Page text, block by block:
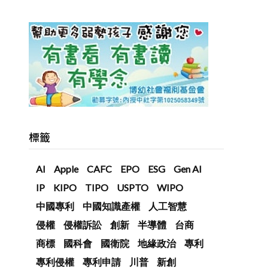
標籤
AI Apple CAFC EPO ESG
Gen AI
IP
KIPO TIPO USPTO
WIPO
中國專利
中國知識產權
人工智慧
侵權
侵權訴訟 創新 半導體
台商
商標
國科會 國衛院 地緣政治
專利
專利侵權
專利申請 川普
新創